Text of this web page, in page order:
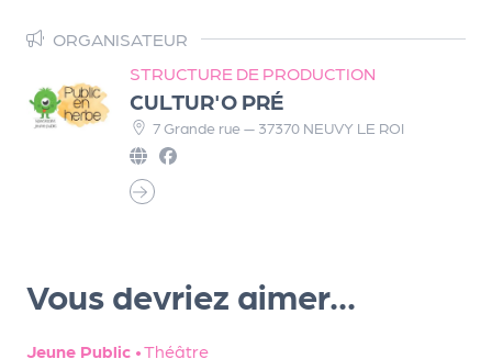
ORGANISATEUR
STRUCTURE DE PRODUCTION
CULTUR'O PRÉ
7 Grande rue — 37370 NEUVY LE ROI
Vous devriez aimer...
Jeune Public •Théâtre
o
o
s
è
e